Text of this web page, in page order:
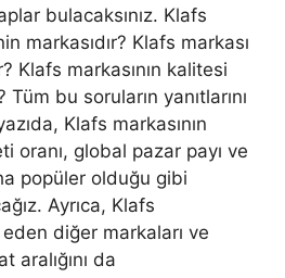
bulacaksınız. Klafs
markasıdır? Klafs markası
Klafs markasının kalitesi
bu soruların yanıtlarını
Klafs markasının
oranı, global pazar payı ve
popüler olduğu gibi
Ayrıca, Klafs
diğer markaları ve
aralığını da